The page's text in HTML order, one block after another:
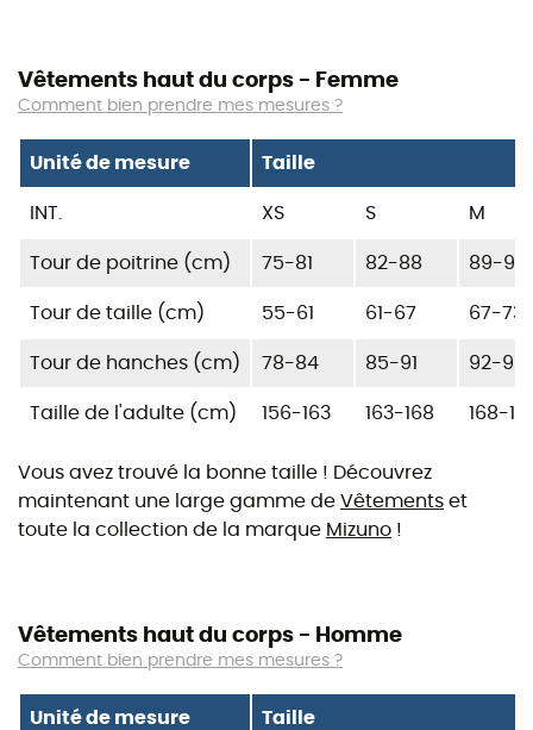
Vêtements haut du corps - Femme
Comment bien prendre mes mesures ?
Unité de mesure Taille
INT. XS S M
Tour de poitrine (cm) 75-81 82-88 89-95
Tour de taille (cm) 55-61 61-67 67-73
Tour de hanches (cm) 78-84 85-91 92-98
Taille de l'adulte (cm) 156-163 163-168 168-
Vous avez trouvé la bonne taille ! Découvrez
maintenant une large gamme de Vêtements et
toute la collection de la marque Mizuno !
Vêtements haut du corps - Homme
Comment bien prendre mes mesures ?
Unité de mesure Taille